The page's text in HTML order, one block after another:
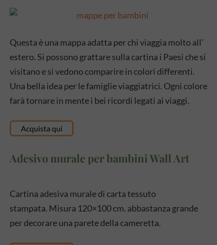
Questa è una mappa adatta per chi viaggia molto all’
estero. Si possono grattare sulla cartina i Paesi che si
visitano e si vedono comparire in colori differenti.
Una bella idea per le famiglie viaggiatrici. Ogni colore
farà tornare in mente i bei ricordi legati ai viaggi.
Acquista qui
Adesivo murale per bambini Wall Art
Cartina adesiva muraledi carta tessuto
stampata. Misura 120×100 cm. abbastanza grande
per decorare una parete della cameretta.